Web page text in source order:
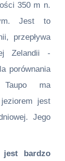
350 m n.
Jest to
przepływa
Zelandii -
porównania
Taupo ma
jeziorem jest
Jego
jest bardzo